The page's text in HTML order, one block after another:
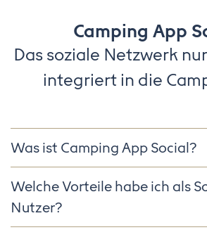
Camping App
Das soziale Netzwerk
integriert in die
Was ist Camping App Social?
Welche Vorteile habe ich als
Nutzer?